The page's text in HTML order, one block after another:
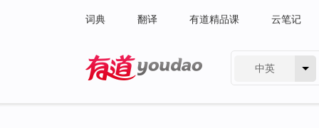
词典 翻译 有道精品课 云笔记
中英